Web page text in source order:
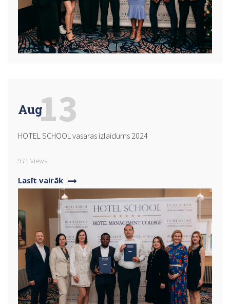
Aug
HOTEL SCHOOL vasaras izlaidums 2024
971 Views
Lasīt vairāk
13